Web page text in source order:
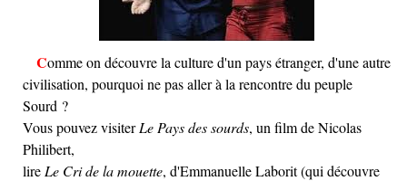
Comme on découvre la culture d'un pays étranger, d'une autre
civilisation, pourquoi ne pas aller à la rencontre du peuple
Sourd ?
Vous pouvez visiterLe Pays des sourds, un film de Nicolas
Philibert,
lire Le Cri de la mouette, d'Emmanuelle Laborit (qui découvre